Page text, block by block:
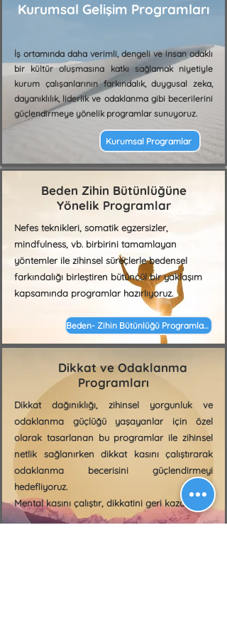
Kurumsal Gelişim Programları
İş ortamında daha verimli, dengeli ve insan odaklı
bir kültür oluşmasına katkı sağlamak niyetiyle
kurum çalışanlarının farkındalık, duygusal zeka,
dayanıklılık, liderlik ve odaklanma gibi becerilerini
güçlendirmeye yönelik programlar sunuyoruz.
Kurumsal Programlar
Beden Zihin Bütünlüğüne
Yönelik Programlar
Nefes teknikleri, somatik egzersizler,
mindfulness, vb. birbirini tamamlayan
yöntemler ile zihinsel süreçlerle bedensel
farkındalığı birleştiren bütüncül bir yaklaşım
kapsamında programlar hazırlıyoruz.
Beden- Zihin Bütünlüğü Programları
Dikkat ve Odaklanma
Programları
Dikkat dağınıklığı, zihinsel yorgunluk ve
odaklanma güçlüğü yaşayanlar için özel
olarak tasarlanan bu programlar ile zihinsel
netlik sağlanırken dikkat kasını çalıştırarak
odaklanma becerisini güçlendirmeyi
hedefliyoruz.
Mental kasını çalıştır, dikkatini geri kazan !